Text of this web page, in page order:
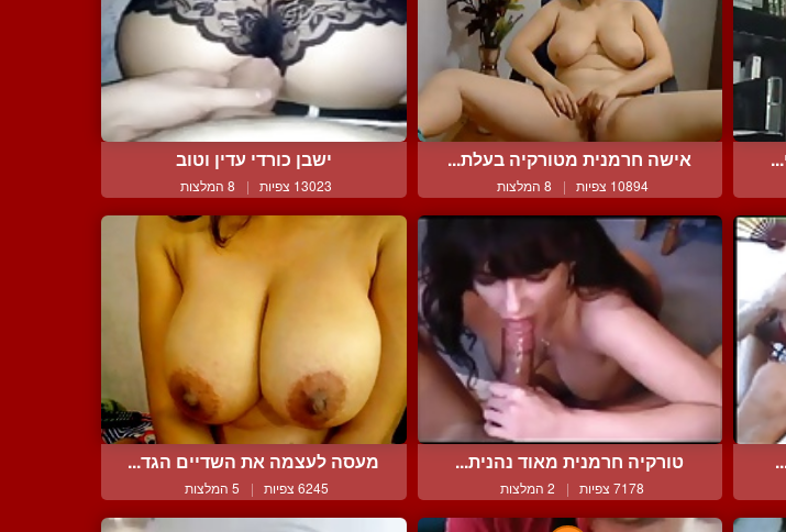
אישה חרמנית מטורקיה בעלת...
10894 צפיות | 8 המלצות
ישבן כורדי עדין וטוב
13023 צפיות | 8 המלצות
טורקיה חרמנית מאוד נהנית...
7178 צפיות | 2 המלצות
מעסה לעצמה את השדיים הגד...
6245 צפיות | 5 המלצות